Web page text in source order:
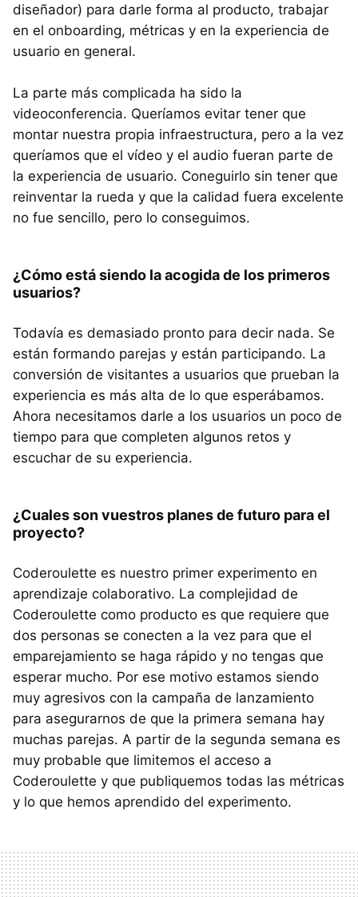
diseñador) para darle forma al producto, trabajar
en el onboarding, métricas y en la experiencia de
usuario en general.
La parte más complicada ha sido la
videoconferencia. Queríamos evitar tener que
montar nuestra propia infraestructura, pero a la vez
queríamos que el vídeo y el audio fueran parte de
la experiencia de usuario. Coneguirlo sin tener que
reinventar la rueda y que la calidad fuera excelente
no fue sencillo, pero lo conseguimos.
¿Cómo está siendo la acogida de los primeros
usuarios?
Todavía es demasiado pronto para decir nada. Se
están formando parejas y están participando. La
conversión de visitantes a usuarios que prueban la
experiencia es más alta de lo que esperábamos.
Ahora necesitamos darle a los usuarios un poco de
tiempo para que completen algunos retos y
escuchar de su experiencia.
¿Cuales son vuestros planes de futuro para el
proyecto?
Coderoulette es nuestro primer experimento en
aprendizaje colaborativo. La complejidad de
Coderoulette como producto es que requiere que
dos personas se conecten a la vez para que el
emparejamiento se haga rápido y no tengas que
esperar mucho. Por ese motivo estamos siendo
muy agresivos con la campaña de lanzamiento
para asegurarnos de que la primera semana hay
muchas parejas. A partir de la segunda semana es
muy probable que limitemos el acceso a
Coderoulette y que publiquemos todas las métricas
y lo que hemos aprendido del experimento.